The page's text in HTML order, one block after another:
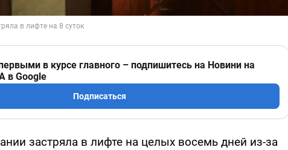
в курсе главного – подпишитесь на Новини на
в Google
Подписаться
застряла в лифте на целых восемь дней из-за